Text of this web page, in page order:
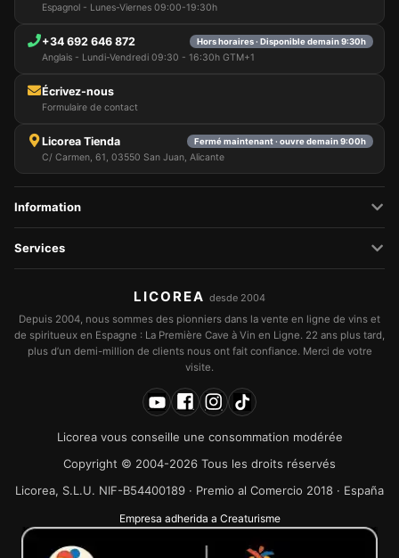
Espagnol - Lunes-Viernes 09:00-19:30h
+34 692 646 872 Hors horaires · Disponible demain 9:30h
Anglais - Lundi-Vendredi 09:30 - 16:30h GTM+1
Écrivez-nous
Formulaire de contact
Licorea Tienda Fermé maintenant · ouvre demain 9:00h
C/ Carmen, 61, 03550 San Juan, Alicante
Information
Services
LICOREA desde 2004
Depuis 2004, nous sommes des pionniers dans la vente en ligne de vins et
de spiritueux en Espagne : La Première Cave à Vin en Ligne. 22 ans plus tard,
plus d’un demi-million de clients nous ont fait confiance. Merci de votre
visite.
Licorea vous conseille une consommation modérée
Copyright © 2004-2026 Tous les droits réservés
Licorea, S.L.U. NIF-B54400189 · Premio al Comercio 2018 · España
Empresa adherida a Creaturisme